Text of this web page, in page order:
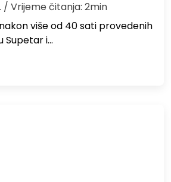
/ Vrijeme čitanja: 2min
više od 40 sati provedenih
Supetar i…